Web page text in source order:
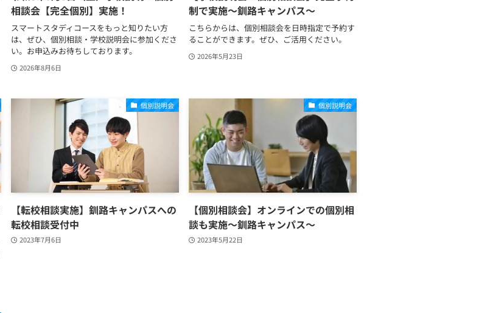
相談会【完全個別】実施！
スマートスタディコースをもっと知りたい方
は、ぜひ、個別相談・学校説明会に参加くださ
い。お申込みお待ちしております。
2026年8月6日
制で実施～釧路キャンパス～
こちらからは、個別相談会を日時指定で予約す
ることができます。ぜひ、ご活用ください。
2026年5月23日
個別説明会
【転校相談実施】釧路キャンパスへの
転校相談受付中
2023年7月6日
個別説明会
【個別相談会】オンラインでの個別相
談も実施～釧路キャンパス～
2023年5月22日